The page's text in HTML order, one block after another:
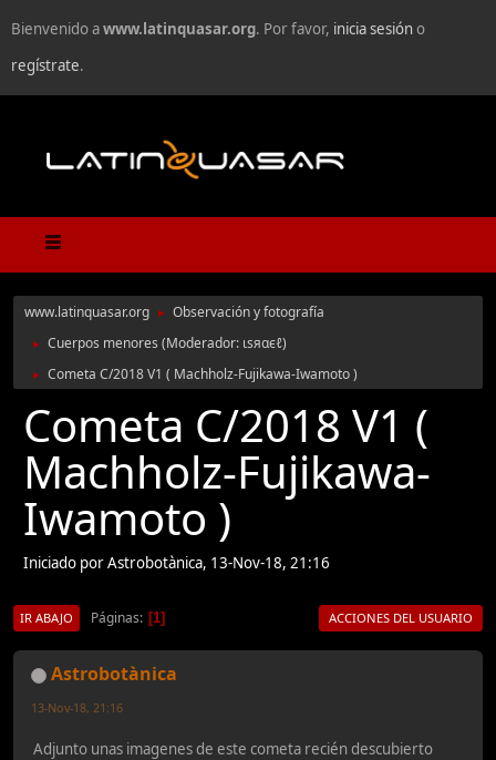
Bienvenido awww.latinquasar.org. Por favor, inicia sesióno
regístrate.
www.latinquasar.org ► Observación y fotografía
► Cuerpos menores (Moderador: ιѕяαєℓ)
► Cometa C/2018 V1 ( Machholz-Fujikawa-Iwamoto )
Cometa C/2018 V1 (
Machholz-Fujikawa-
Iwamoto )
Iniciado por Astrobotànica, 13-Nov-18, 21:16
IR ABAJO Páginas 1 ACCIONES DEL USUARIO
Astrobotànica
13-Nov-18, 21:16
Adjunto unas imagenes de este cometa recién descubierto